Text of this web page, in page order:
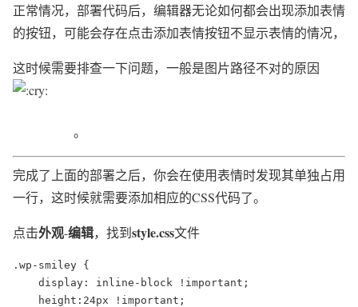
正常情况，部署代码后，编辑器无论如何都会出现添加表情
的按钮，可能会存在点击添加表情按钮不显示表情的情况，
这时候需要排查一下问题，一般是图片路径不对的原因
。
完成了上面的部署之后，你会在使用表情时发现其单独占用
一行，这时候就需要添加相应的CSS代码了。
点击外观-编辑，找到style.css文件
.wp-smiley {
    display: inline-block !important;
    height:24px !important;